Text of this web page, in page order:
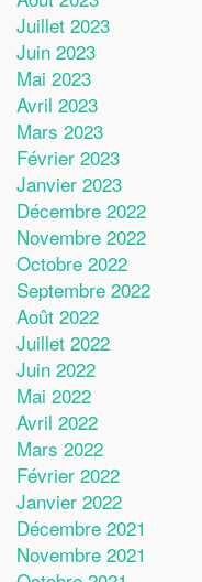
Juillet 2023
Juin 2023
Mai 2023
Avril 2023
Mars 2023
Février 2023
Janvier 2023
Décembre 2022
Novembre 2022
Octobre 2022
Septembre 2022
Août 2022
Juillet 2022
Juin 2022
Mai 2022
Avril 2022
Mars 2022
Février 2022
Janvier 2022
Décembre 2021
Novembre 2021